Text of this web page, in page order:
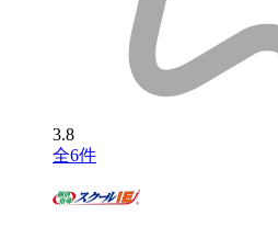
3.8
全6件